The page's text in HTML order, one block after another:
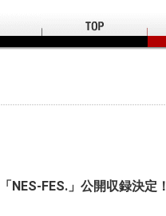
NES-FES.」公開収録決定！